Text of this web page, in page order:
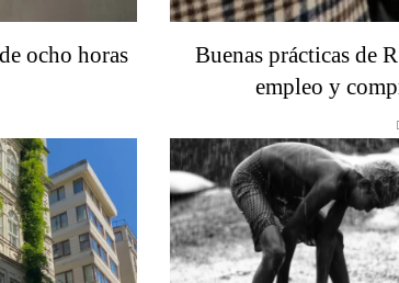
ocho horas
Buenas prácticas de
empleo y